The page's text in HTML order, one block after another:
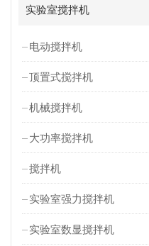
实验室搅拌机
电动搅拌机
顶置式搅拌机
机械搅拌机
大功率搅拌机
搅拌机
实验室强力搅拌机
实验室数显搅拌机